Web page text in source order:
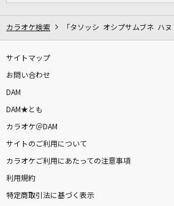
カラオケ検索 「タソッシ オシプサムブネ ハ
サイトマップ
お問い合わせ
DAM
DAM★とも
カラオケ＠DAM
サイトのご利用について
カラオケご利用にあたっての注意事項
利用規約
特定商取引法に基づく表示